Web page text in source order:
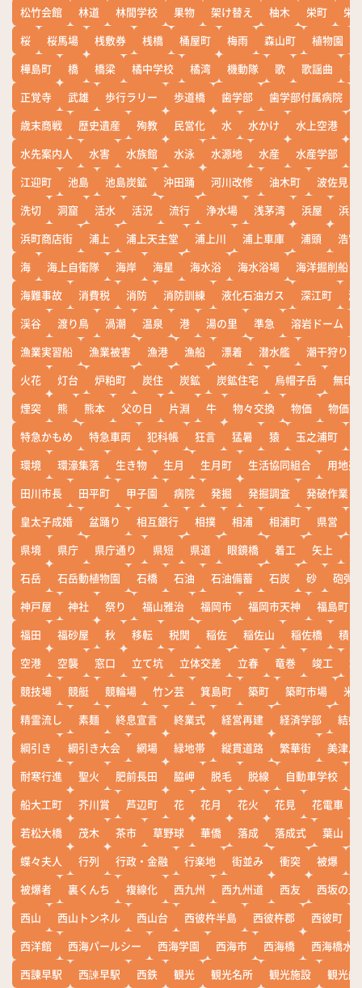
松竹会館
林道 林間学校 果物 架け替え 柚木 栄町
栄
桜
桜馬場 桟敷券 桟橋 桶屋町 梅雨 森山町 植物園
樺島町
橋 橋梁 橘中学校 橘湾 機動隊 歌 歌謡曲
正覚寺
武雄 歩行ラリー 歩道橋 歯学部 歯学部付属病院
歳末商戦
歴史遺産 殉教 民営化 水 水かけ 水上空港
水先案内人
水害 水族館 水泳 水源地 水産 水産学部
江迎町
池島 池島炭鉱 沖田踊 河川改修 油木町
波佐見
洗切
洞窟 活水 活況 流行 浄水場 浅茅湾 浜屋
浜
浜町商店街
浦上 浦上天主堂 浦上川 浦上車庫 浦頭
浩宮
海
海上自衛隊 海岸 海星 海水浴 海水浴場
海洋掘削船
海難事故
消費税 消防 消防訓練 液化石油ガス 深江町
淵
渓谷
渡り鳥 渦潮 温泉 港 湯の里 準急 溶岩ドーム
漁業実習船
漁業被害 漁港 漁船 漂着 潜水艦
潮干狩り
火花
灯台 炉粕町 炭住 炭鉱 炭鉱住宅 烏帽子岳
無印
煙突
熊 熊本 父の日 片淵 牛 物々交換 物価
物価高
特急かもめ
特急車両 犯科帳 狂言 猛暑 猿 玉之浦町
環境
環濠集落 生き物 生月 生月町 生活協同組合
用地売
田川市長
田平町 甲子園 病院 発掘 発掘調査
発破作業
皇太子成婚
盆踊り 相互銀行 相撲 相浦 相浦町 県営
県境
県庁 県庁通り 県短 県道 眼鏡橋 着工 矢上
石岳
石岳動植物園 石橋 石油 石油備蓄 石炭 砂
砲弾
神戸屋
神社 祭り 福山雅治 福岡市 福岡市天神
福島町
福田
福砂屋 秋 移転 税関 稲佐 稲佐山 稲佐橋
積雪
空港
空襲 窓口 立て坑 立体交差 立春 竜巻 竣工
競技場
競艇 競輪場 竹ン芸 箕島町 築町 築町市場
米
精霊流し
素麺 終息宣言 終業式 経営再建 経済学部
結婚
綱引き
綱引き大会 網場 緑地帯 縦貫道路 繁華街
美津島
耐寒行進
聖火 肥前長田 脇岬 脱毛 脱線 自動車学校
船大工町
芥川賞 芦辺町 花 花月 花火 花見 花電車
若松大橋
茂木 茶市 草野球 華僑 落成 落成式 葉山
蝶々夫人
行列 行政・金融 行楽地 街並み 衝突 被爆
被爆者
裏くんち 複線化 西九州 西九州道 西友
西坂の丘
西山
西山トンネル 西山台 西彼杵半島 西彼杵郡 西彼町
西洋館
西海パールシー 西海学園 西海市 西海橋
西海橋水
西諌早駅
西諫早駅 西鉄 観光 観光名所 観光施設
観光船